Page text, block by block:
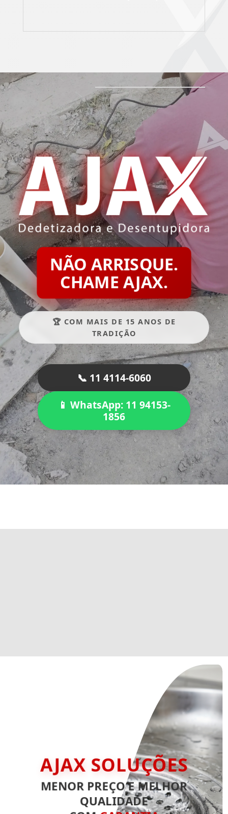
NÃO ARRISQUE.
CHAME AJAX.
🏆 COM MAIS DE 15 ANOS DE
TRADIÇÃO
📞 11 4114-6060
📱 WhatsApp: 11 94153-
1856
AJAX SOLUÇÕES
MENOR PREÇO E MELHOR
QUALIDADE